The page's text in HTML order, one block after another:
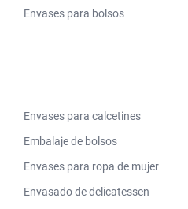
Envases para bolsos
Envases para calcetines
Embalaje de bolsos
Envases para ropa de mujer
Envasado de delicatessen